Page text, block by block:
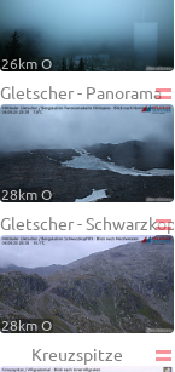
26km O
Gletscher - Panorama
28km O
Gletscher - Schwarzkopf
28km O
Kreuzspitze